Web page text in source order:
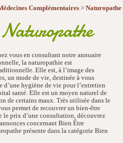
Complémentaires > Naturopathe
vous en consultant notre annuaire
la naturopathie est
Elle est, à l’image des
un mode de vie, destinée à vous
d’une hygiène de vie pour l’entretien
santé. Elle est un moyen naturel de
de certains maux. Très utilisée dans le
permet de recouvrer un bien-être
le prix d’une consultation, découvrez
concernant Bien Être
présente dans la catégorie Bien